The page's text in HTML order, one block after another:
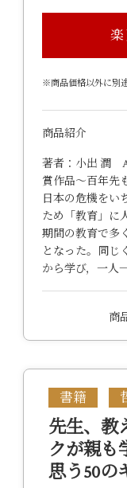
※商品価格以外に別
商品紹介
著者：小出 潤
賞作品～百年先
日本の危機をい
ため「教育」に
期間の教育で多
となった。同じ
から学び，一人
商
書籍
先生、教
クが親も
思う50の